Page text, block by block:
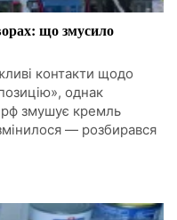
що змусило
контакти щодо
однак
рф змушує кремль
— розбирався